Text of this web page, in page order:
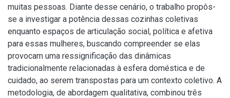
muitas pessoas. Diante desse cenário, o trabalho propôs-
se a investigar a potência dessas cozinhas coletivas
enquanto espaços de articulação social, política e afetiva
para essas mulheres, buscando compreender se elas
provocam uma ressignificação das dinâmicas
tradicionalmente relacionadas à esfera doméstica e de
cuidado, ao serem transpostas para um contexto coletivo. A
metodologia, de abordagem qualitativa, combinou três